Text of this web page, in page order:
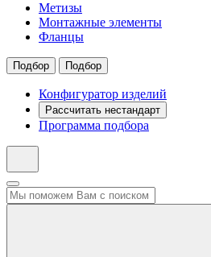
Метизы
Монтажные элементы
Фланцы
Подбор Подбор
Конфигуратор изделий
Рассчитать нестандарт
Программа подбора